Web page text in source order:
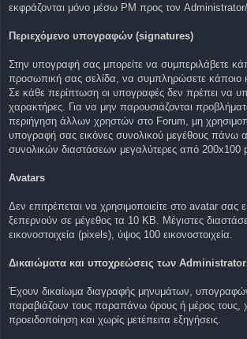
εκφράζονται μόνο μέσω PM προς τον
Περιεχόμενο υπογραφών (signatures)
Στην υπογραφή σας μπορείτε να συμπεριλάβετε
προσωπική σας σελίδα, να συμπληρώσετε κάποιο
Σε κάθε περίπτωση οι υπογραφές δεν πρέπει να
χαρακτήρες. Για να μην παρουσιάζονται
περιήγηση άλλων χρηστών στο Forum, μη
υπογραφή σας εικόνες συνολικού μεγέθους πάνω
συνολικών διαστάσεων μεγαλύτερες από 200x100
Avatars
Δεν επιτρέπεται να χρησιμοποιείτε στο avatar σας
ξεπερνούν σε μέγεθος τα 10 KB. Μέγιστες
εικονοστοιχεία (pixels), ύψος 100 εικονοστοιχεία.
Δικαιώματα και υποχρεώσεις των
Έχουν δικαίωμα διαγραφής μηνυμάτων,
παραβιάζουν τους παραπάνω όρους ή μέρος τους,
προειδοποίηση και χωρίς μετέπειτα εξηγήσεις.